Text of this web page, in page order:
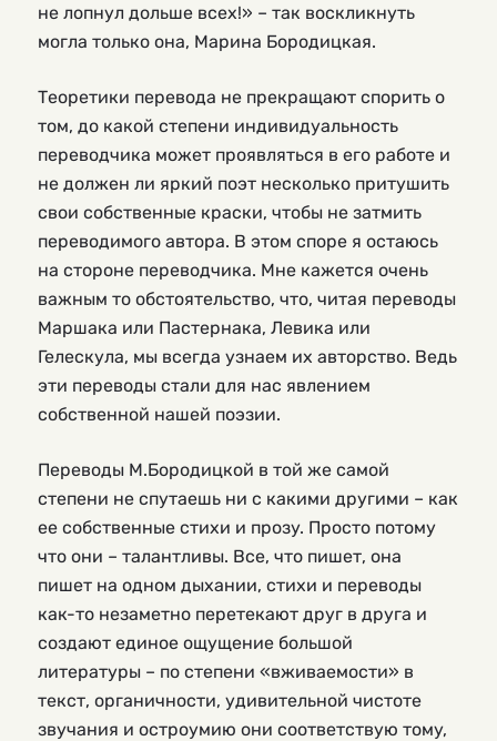
не лопнул дольше всех!» – так воскликнуть
могла только она, Марина Бородицкая.
Теоретики перевода не прекращают спорить о
том, до какой степени индивидуальность
переводчика может проявляться в его работе и
не должен ли яркий поэт несколько притушить
свои собственные краски, чтобы не затмить
переводимого автора. В этом споре я остаюсь
на стороне переводчика. Мне кажется очень
важным то обстоятельство, что, читая переводы
Маршака или Пастернака, Левика или
Гелескула, мы всегда узнаем их авторство. Ведь
эти переводы стали для нас явлением
собственной нашей поэзии.
Переводы М.Бородицкой в той же самой
степени не спутаешь ни с какими другими – как
ее собственные стихи и прозу. Просто потому
что они – талантливы. Все, что пишет, она
пишет на одном дыхании, стихи и переводы
как-то незаметно перетекают друг в друга и
создают единое ощущение большой
литературы – по степени «вживаемости» в
текст, органичности, удивительной чистоте
звучания и остроумию они соответствую тому,